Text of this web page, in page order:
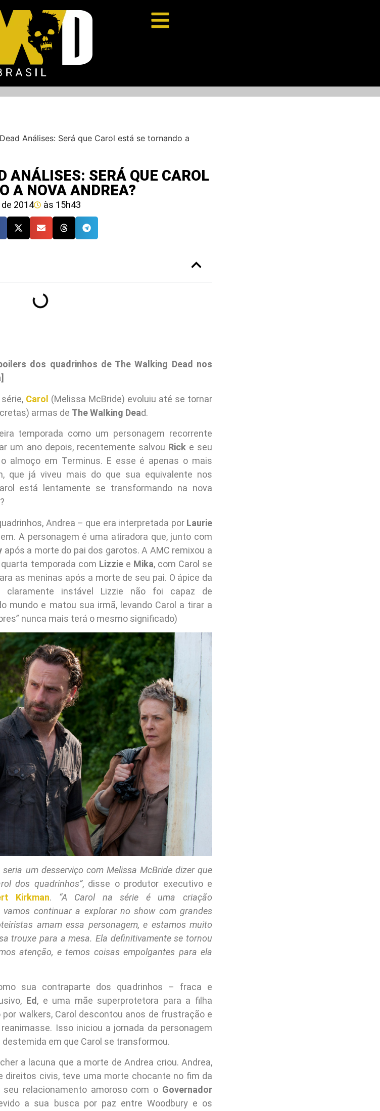
Análises: Será que Carol está se tornando a
ANÁLISES: SERÁ QUE CAROL
A NOVA ANDREA?
2014 às 15h43
dos quadrinhos de The Walking Dead nos
Carol (Melissa McBride) evoluiu até se tornar
armas de The Walking Dead.
temporada como um personagem recorrente
um ano depois, recentemente salvou Rick e seu
almoço em Terminus. E esse é apenas o mais
que já viveu mais do que sua equivalente nos
está lentamente se transformando na nova
Andrea – que era interpretada por Laurie
A personagem é uma atiradora que, junto com
após a morte do pai dos garotos. A AMC remixou a
temporada com Lizziee Mika, com Carol se
as meninas após a morte de seu pai. O ápice da
claramente instável Lizzie não foi capaz de
mundo e matou sua irmã, levando Carol a tirar a
nunca mais terá o mesmo significado)
um desserviço com Melissa McBride dizer que
dos quadrinhos”, disse o produtor executivo e
Kirkman. “A Carol na série é uma criação
continuar a explorar no show com grandes
amam essa personagem, e estamos muito
trouxe para a mesa. Ela definitivamente se tornou
atenção, e temos coisas empolgantes para ela
sua contraparte dos quadrinhos – fraca e
Ed, e uma mãe superprotetora para a filha
por walkers, Carol descontou anos de frustração e
Isso iniciou a jornada da personagem
em que Carol se transformou.
a lacuna que a morte de Andrea criou. Andrea,
direitos civis, teve uma morte chocante no fim da
relacionamento amoroso com o Governador
a sua busca por paz entre Woodbury e os